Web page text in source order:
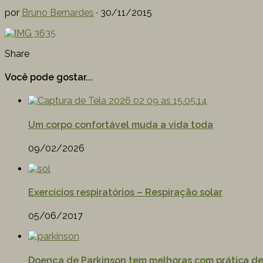
por Bruno Bernardes · 30/11/2015
Share
Você pode gostar...
Um corpo confortável muda a vida toda
09/02/2026
Exercícios respiratórios – Respiração solar
05/06/2017
Doença de Parkinson tem melhoras com prática